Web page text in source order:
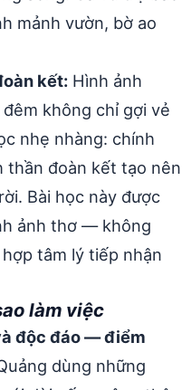
mảnh vườn, bờ ao
kết: Hình ảnh
không chỉ gợi vẻ
nhẹ nhàng: chính
thần đoàn kết tạo nên
Bài học này được
ảnh thơ — không
tâm lý tiếp nhận
làm việc
độc đáo — điểm
dùng những